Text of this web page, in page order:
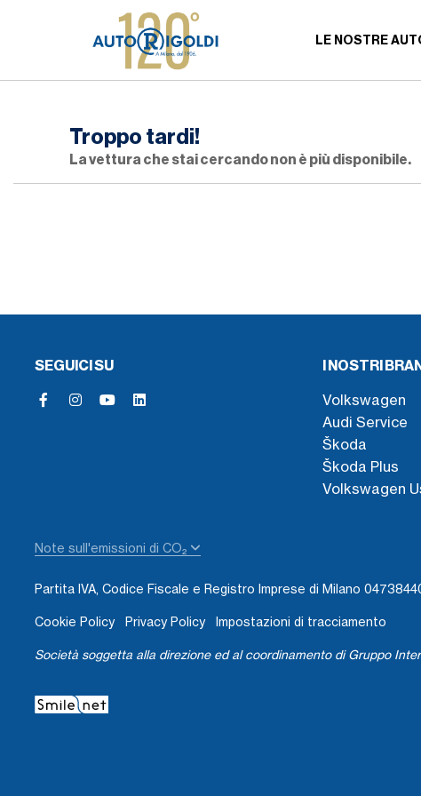
LE NOSTRE
Troppo tardi!
La vettura che stai cercando non è più disponibile.
SEGUICI SU I NOSTRI
Volkswagen
Audi Service
Škoda
Škoda Plus
Volkswagen
Note sull'emissioni di CO₂
Partita IVA, Codice Fiscale e Registro Imprese di Milano
Cookie Policy Privacy Policy Impostazioni di tracciamento
Società soggetta alla direzione ed al coordinamento di Gruppo